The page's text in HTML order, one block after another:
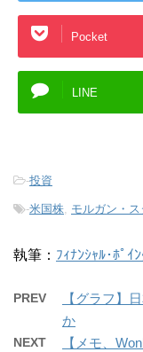
Pocket
LINE
-投資
-米国株, モルガン・
執筆： ﾌｨﾅﾝｼｬﾙ･ﾎﾟｲ
PREV
【グラフ】
か
NEXT
【メモ、